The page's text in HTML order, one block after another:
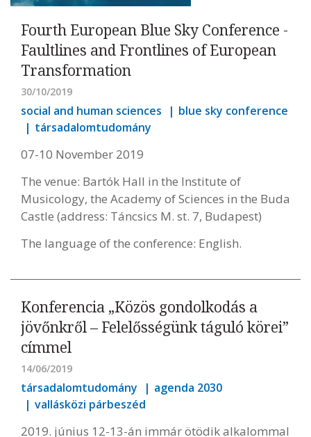
Fourth European Blue Sky Conference -
Faultlines and Frontlines of European
Transformation
30/10/2019
social and human sciences
blue sky conference
társadalomtudomány
07-10 November 2019
The venue: Bartók Hall in the Institute of
Musicology, the Academy of Sciences in the Buda
Castle (address: Táncsics M. st. 7, Budapest)
The language of the conference: English.
Konferencia „Közös gondolkodás a
jövőnkről – Felelősségünk táguló körei”
címmel
14/06/2019
társadalomtudomány
agenda 2030
vallásközi párbeszéd
2019. június 12-13-án immár ötödik alkalommal